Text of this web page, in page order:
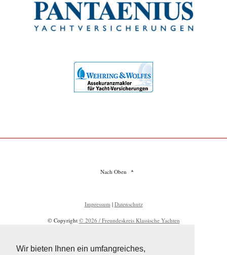
Wir bieten Ihnen ein umfangreiches,
Nach Oben
Impressum | Datenschutz
© Copyright © 2026 / Freundeskreis Klassische Yachten